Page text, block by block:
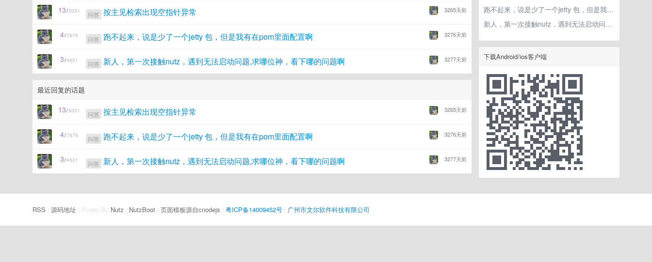
跑不起来，说是少了一个jetty 包，但是我有在pom里面配置啊
新人，第一次接触nutz，遇到无法启动问题,求哪位神，看下哪的问题啊
下载Android/ios客户端
13/3031 3265天前
问答 按主见检索出现空指针异常
4/7879 3276天前
问答 跑不起来，说是少了一个jetty 包，但是我有在pom里面配置啊
3/4631 3277天前
问答 新人，第一次接触nutz，遇到无法启动问题,求哪位神，看下哪的问题啊
最近回复的话题
13/3031 3265天前
问答 按主见检索出现空指针异常
4/7879 3276天前
问答 跑不起来，说是少了一个jetty 包，但是我有在pom里面配置啊
3/4631 3277天前
问答 新人，第一次接触nutz，遇到无法启动问题,求哪位神，看下哪的问题啊
RSS |源码地址 | Power By Nutz NutzBoot |页面模板源自cnodejs |粤ICP备14009452号 广州市文尔软件科技有限公司